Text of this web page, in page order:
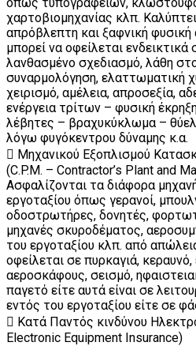
χαρτοβιομηχανίας κλπ.
απρόβλεπτη και ξαφνική φυσική
μπορεί να οφείλεται
λανθασμένο σχεδιασμό, λάθη
συναρμολόγηση, ελαττωματική
χειρισμό, αμέλεια, απροσεξία,
ενέργεια τρίτων – φυσική
λέβητες – βραχυκύκλωμα –
λόγω φυγόκεντρου δύναμης κ.α.
 Μηχανικού Εξοπλισμού
(C.P.M. – Contractor’s Plant and
Ασφαλίζονται τα διάφορα
εργοταξίου όπως γερανοί,
οδοστρωτήρες, δονητές,
μηχανές σκυροδέματος,
του εργοταξίου κλπ. από
οφείλεται σε πυρκαγιά,
αεροσκάφους, σεισμό,
παγετό είτε αυτά είναι σε
εντός του εργοταξίου είτε σε
 Κατά Παντός κινδύνου
Electronic Equipment Insurance)